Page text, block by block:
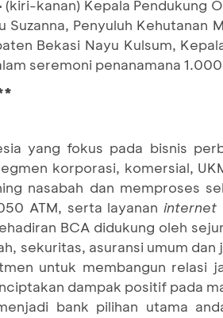
(kiri-kanan) Kepala Pendukung
Penyuluh Kehutanan
Bekasi Nayu Kulsum,
seremoni penanamana
yang fokus pada bisnis
korporasi, komersial,
nasabah dan memproses
ATM, serta layanan internet
BCA didukung oleh
sekuritas, asuransi umum
untuk membangun relasi
dampak positif pada
bank pilihan utama